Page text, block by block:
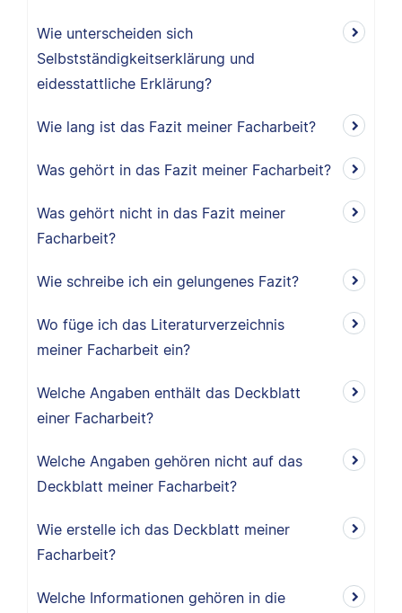
Wie unterscheiden sich
Selbstständigkeitserklärung und
eidesstattliche Erklärung?
Wie lang ist das Fazit meiner Facharbeit?
Was gehört in das Fazit meiner Facharbeit?
Was gehört nicht in das Fazit meiner
Facharbeit?
Wie schreibe ich ein gelungenes Fazit?
Wo füge ich das Literaturverzeichnis
meiner Facharbeit ein?
Welche Angaben enthält das Deckblatt
einer Facharbeit?
Welche Angaben gehören nicht auf das
Deckblatt meiner Facharbeit?
Wie erstelle ich das Deckblatt meiner
Facharbeit?
Welche Informationen gehören in die